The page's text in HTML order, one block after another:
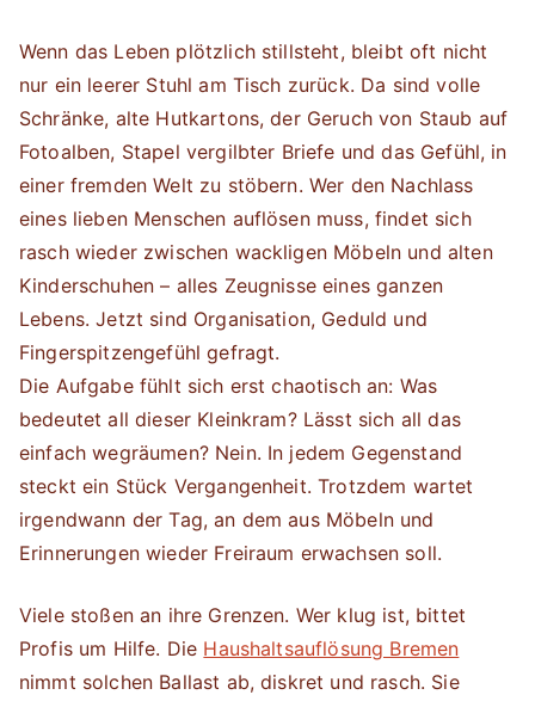
Wenn das Leben plötzlich stillsteht, bleibt oft nicht
nur ein leerer Stuhl am Tisch zurück. Da sind volle
Schränke, alte Hutkartons, der Geruch von Staub auf
Fotoalben, Stapel vergilbter Briefe und das Gefühl, in
einer fremden Welt zu stöbern. Wer den Nachlass
eines lieben Menschen auflösen muss, findet sich
rasch wieder zwischen wackligen Möbeln und alten
Kinderschuhen – alles Zeugnisse eines ganzen
Lebens. Jetzt sind Organisation, Geduld und
Fingerspitzengefühl gefragt.
Die Aufgabe fühlt sich erst chaotisch an: Was
bedeutet all dieser Kleinkram? Lässt sich all das
einfach wegräumen? Nein. In jedem Gegenstand
steckt ein Stück Vergangenheit. Trotzdem wartet
irgendwann der Tag, an dem aus Möbeln und
Erinnerungen wieder Freiraum erwachsen soll.
Viele stoßen an ihre Grenzen. Wer klug ist, bittet
Profis um Hilfe. Die Haushaltsauflösung Bremen
nimmt solchen Ballast ab, diskret und rasch. Sie